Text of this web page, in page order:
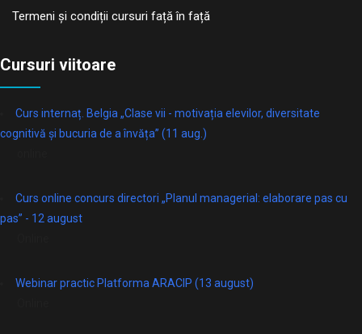
Termeni și condiții cursuri față în față
Cursuri viitoare
Curs internaț. Belgia „Clase vii - motivația elevilor, diversitate
cognitivă și bucuria de a învăța” (11 aug.)
Curs online concurs directori „Planul managerial: elaborare pas cu
pas” - 12 august
Webinar practic Platforma ARACIP (13 august)